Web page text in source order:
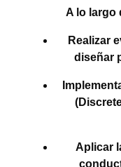
A lo largo
Realizar
diseñar
Aplicar